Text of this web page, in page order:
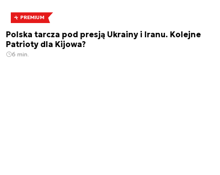
PREMIUM
Polska tarcza pod presją Ukrainy i Iranu. Kolejne
Patrioty dla Kijowa?
6 min.